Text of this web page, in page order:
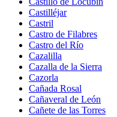
Castilléjar
Castril
Castro de Filabres
Castro del Río
Cazalilla
Cazalla de la Sierra
Cazorla
Cañada Rosal
Cañaveral de León
Cañete de las Torres